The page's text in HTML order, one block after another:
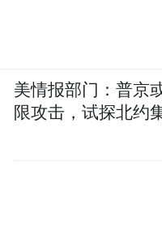
美情报部门：普京
限攻击，试探北约